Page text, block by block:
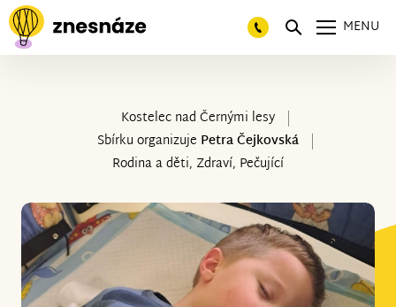
MENU
Kostelec nad Černými lesy
Sbírku organizuje Petra Čejkovská
Rodina a děti, Zdraví, Pečující